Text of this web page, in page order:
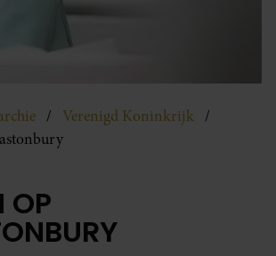
Verenigd Koninkrijk
OP